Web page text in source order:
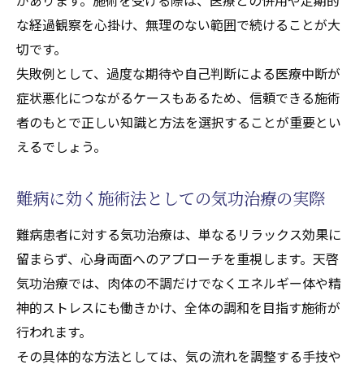
な経過観察を心掛け、無理のない範囲で続けることが大
切です。
失敗例として、過度な期待や自己判断による医療中断が
症状悪化につながるケースもあるため、信頼できる施術
者のもとで正しい知識と方法を選択することが重要とい
えるでしょう。
難病に効く施術法としての気功治療の実際
難病患者に対する気功治療は、単なるリラックス効果に
留まらず、心身両面へのアプローチを重視します。天啓
気功治療では、肉体の不調だけでなくエネルギー体や精
神的ストレスにも働きかけ、全体の調和を目指す施術が
行われます。
その具体的な方法としては、気の流れを調整する手技や